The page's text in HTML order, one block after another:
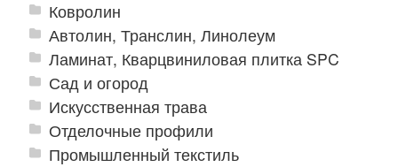
Ковролин
Автолин, Транслин, Линолеум
Ламинат, Кварцвиниловая плитка SPC
Сад и огород
Искусственная трава
Отделочные профили
Промышленный текстиль